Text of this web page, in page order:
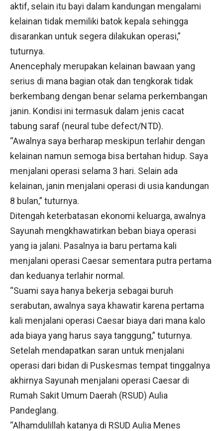
aktif, selain itu bayi dalam kandungan mengalami
kelainan tidak memiliki batok kepala sehingga
disarankan untuk segera dilakukan operasi,”
tuturnya.
Anencephaly merupakan kelainan bawaan yang
serius di mana bagian otak dan tengkorak tidak
berkembang dengan benar selama perkembangan
janin. Kondisi ini termasuk dalam jenis cacat
tabung saraf (neural tube defect/NTD).
“Awalnya saya berharap meskipun terlahir dengan
kelainan namun semoga bisa bertahan hidup. Saya
menjalani operasi selama 3 hari. Selain ada
kelainan, janin menjalani operasi di usia kandungan
8 bulan,” tuturnya.
Ditengah keterbatasan ekonomi keluarga, awalnya
Sayunah mengkhawatirkan beban biaya operasi
yang ia jalani. Pasalnya ia baru pertama kali
menjalani operasi Caesar sementara putra pertama
dan keduanya terlahir normal.
“Suami saya hanya bekerja sebagai buruh
serabutan, awalnya saya khawatir karena pertama
kali menjalani operasi Caesar biaya dari mana kalo
ada biaya yang harus saya tanggung,” tuturnya.
Setelah mendapatkan saran untuk menjalani
operasi dari bidan di Puskesmas tempat tinggalnya
akhirnya Sayunah menjalani operasi Caesar di
Rumah Sakit Umum Daerah (RSUD) Aulia
Pandeglang.
“Alhamdulillah katanya di RSUD Aulia Menes